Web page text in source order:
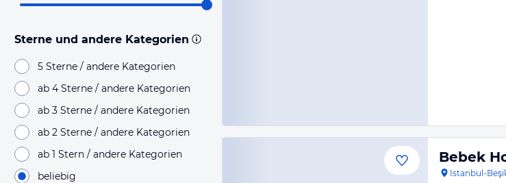
Sterne und andere Kategorien
5 Sterne / andere Kategorien
ab 4 Sterne / andere Kategorien
ab 3 Sterne / andere Kategorien
ab 2 Sterne / andere Kategorien
ab 1 Stern / andere Kategorien
beliebig
Bebek
Istanbul-